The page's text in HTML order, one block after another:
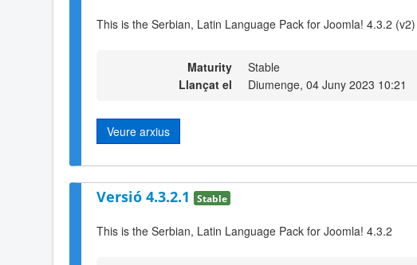
This is the Serbian, Latin Language Pack for Joomla! 4.3.2 (v2)
Maturity
Stable
Llançat el
Diumenge, 04 Juny 2023 10:21
Veure arxius
Versió 4.3.2.1 Stable
This is the Serbian, Latin Language Pack for Joomla! 4.3.2